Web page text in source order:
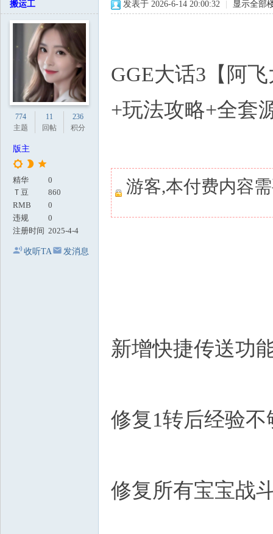
搬运工
774
主题
11
回帖
236
积分
版主
精华
0
Ｔ豆
860
RMB
0
违规
0
注册时间 2025-4-4
收听TA 发消息
发表于 2026-6-14 20:00:32 显示全部
GGE大话3【阿
+玩法攻略+全套
游客,本付费内容
新增快捷传送功
修复1转后经验不
修复所有宝宝战